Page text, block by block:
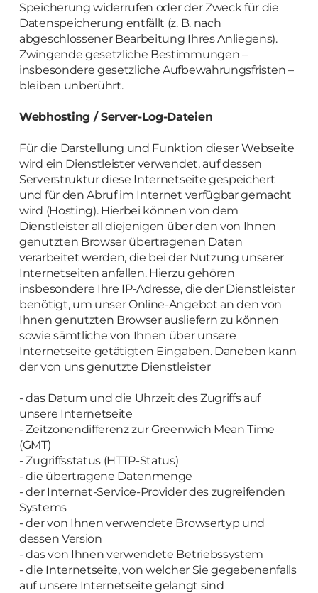
Speicherung widerrufen oder der Zweck für die
Datenspeicherung entfällt (z. B. nach
abgeschlossener Bearbeitung Ihres Anliegens).
Zwingende gesetzliche Bestimmungen –
insbesondere gesetzliche Aufbewahrungsfristen –
bleiben unberührt.
Webhosting / Server-Log-Dateien
Für die Darstellung und Funktion dieser Webseite
wird ein Dienstleister verwendet, auf dessen
Serverstruktur diese Internetseite gespeichert
und für den Abruf im Internet verfügbar gemacht
wird (Hosting). Hierbei können von dem
Dienstleister all diejenigen über den von Ihnen
genutzten Browser übertragenen Daten
verarbeitet werden, die bei der Nutzung unserer
Internetseiten anfallen. Hierzu gehören
insbesondere Ihre IP-Adresse, die der Dienstleister
benötigt, um unser Online-Angebot an den von
Ihnen genutzten Browser ausliefern zu können
sowie sämtliche von Ihnen über unsere
Internetseite getätigten Eingaben. Daneben kann
der von uns genutzte Dienstleister
- das Datum und die Uhrzeit des Zugriffs auf
unsere Internetseite
- Zeitzonendifferenz zur Greenwich Mean Time
(GMT)
- Zugriffsstatus (HTTP-Status)
- die übertragene Datenmenge
- der Internet-Service-Provider des zugreifenden
Systems
- der von Ihnen verwendete Browsertyp und
dessen Version
- das von Ihnen verwendete Betriebssystem
- die Internetseite, von welcher Sie gegebenenfalls
auf unsere Internetseite gelangt sind